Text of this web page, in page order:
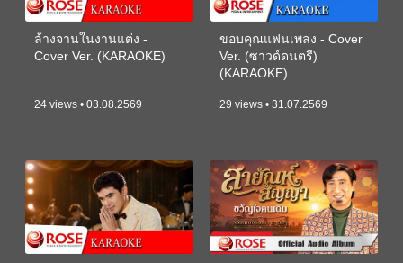
ล้างจานในงานแต่ง -
Cover Ver. (KARAOKE)
24 views • 03.08.2569
ขอบคุณแฟนเพลง - Cover
Ver. (ซาวด์ดนตรี)
(KARAOKE)
29 views • 31.07.2569